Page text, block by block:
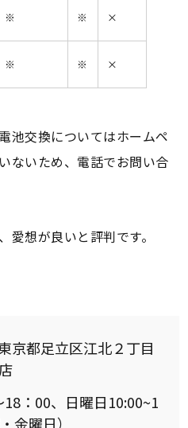
※ ※ ×
※ ※ ×
池交換についてはホームペ
ないため、電話でお問い合
愛想が良いと評判です。
京都足立区江北２丁目
：00、日曜日10:00~1
金曜日）